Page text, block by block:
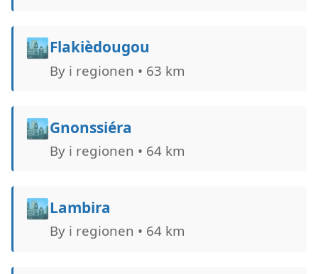
🏙️Flakièdougou
By i regionen • 63 km
🏙️Gnonssiéra
By i regionen • 64 km
🏙️Lambira
By i regionen • 64 km